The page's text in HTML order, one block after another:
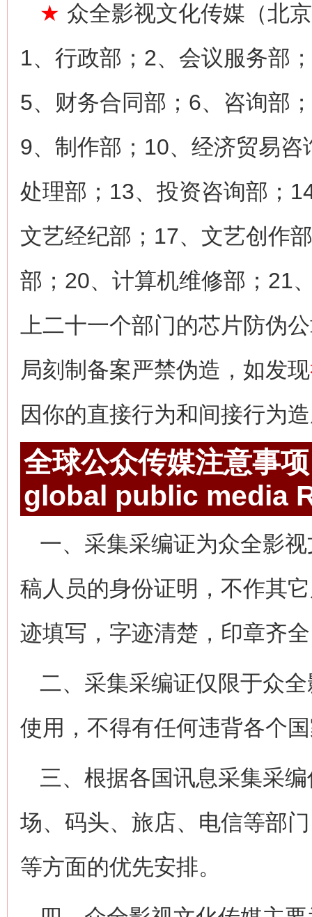
★ 众全影视文化传媒（北
1、行政部；2、会议服务部
5、财务合同部；6、咨询部
9、制作部；10、经济贸易
处理部；13、投资咨询部；
文艺经纪部；17、文艺创作
部；20、计算机维修部；21
上二十一个部门的芯片防伪
局刻制备案严禁伪造，如发现
因你的直接行为和间接行为
全球公众传媒注意事
global public media
一、采集采编证为众全影
稿人员的身份证明，不作其
迹填写，字迹清楚，印章齐
二、采集采编证仅限于众
使用，不得有任何违背各个
三、根据各国讯息采集采
场、码头、旅店、电信等部
等方面的优先安排。